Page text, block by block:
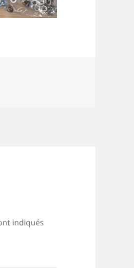
indiqués